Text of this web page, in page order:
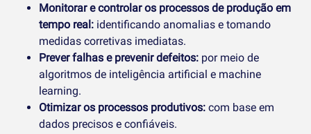
Monitorar e controlar os processos de produção em
tempo real: identificando anomalias e tomando
medidas corretivas imediatas.
Prever falhas e prevenir defeitos: por meio de
algoritmos de inteligência artificial e machine
learning.
Otimizar os processos produtivos: com base em
dados precisos e confiáveis.